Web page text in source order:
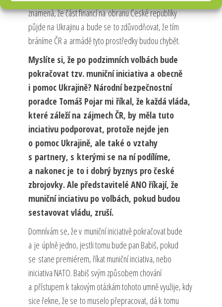
znamená, že část financí na obranu České republiky
půjde na Ukrajinu a bude se to zdůvodňovat, že tím
bráníme ČR a armádě tyto prostředky budou chybět.
Myslíte si, že po podzimních volbách bude
pokračovat tzv. muniční iniciativa a obecně
i pomoc Ukrajině? Národní bezpečnostní
poradce Tomáš Pojar mi říkal, že každá vláda,
které záleží na zájmech ČR, by měla tuto
inciativu podporovat, protože nejde jen
o pomoc Ukrajině, ale také o vztahy
s partnery, s kterými se na ní podílíme,
a nakonec je to i dobrý byznys pro české
zbrojovky. Ale představitelé ANO říkají, že
muniční inciativu po volbách, pokud budou
sestavovat vládu, zruší.
Domnívám se, že v muniční iniciativě pokračovat bude
a je úplně jedno, jestli tomu bude pan Babiš, pokud
se stane premiérem, říkat muniční inciativa, nebo
iniciativa NATO. Babiš svým způsobem chování
a přístupem k takovým otázkám tohoto umně využije, kdy
sice řekne, že se to muselo přepracovat, dá k tomu